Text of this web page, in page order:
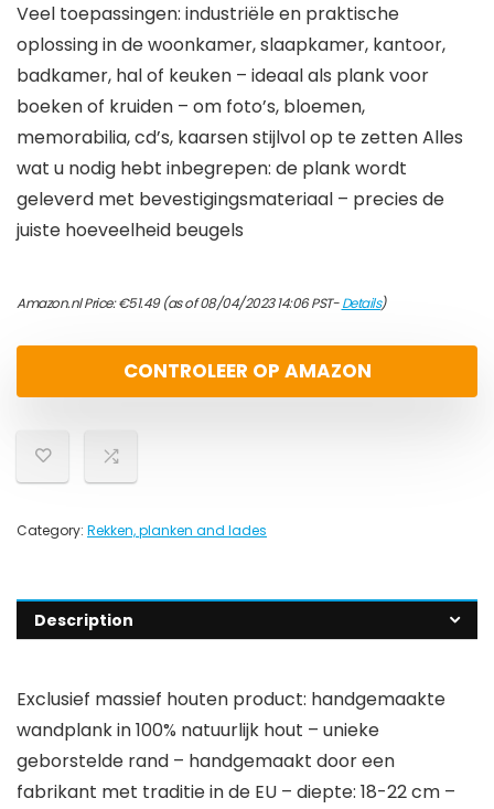
Veel toepassingen: industriële en praktische
oplossing in de woonkamer, slaapkamer, kantoor,
badkamer, hal of keuken – ideaal als plank voor
boeken of kruiden – om foto’s, bloemen,
memorabilia, cd’s, kaarsen stijlvol op te zetten Alles
wat u nodig hebt inbegrepen: de plank wordt
geleverd met bevestigingsmateriaal – precies de
juiste hoeveelheid beugels
Amazon.nl Price:€51.49(as of 08/04/2023 14:06 PST-Details)
CONTROLEER OP AMAZON
Category: Rekken, planken and lades
Description
Exclusief massief houten product: handgemaakte
wandplank in 100% natuurlijk hout – unieke
geborstelde rand – handgemaakt door een
fabrikant met traditie in de EU – diepte: 18-22 cm –